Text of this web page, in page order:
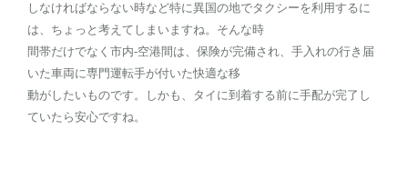
しなければならない時など特に異国の地でタクシーを利用するに
は、ちょっと考えてしまいますね。そんな時
間帯だけでなく市内-空港間は、保険が完備され、手入れの行き届
いた車両に専門運転手が付いた快適な移
動がしたいものです。しかも、タイに到着する前に手配が完了し
ていたら安心ですね。